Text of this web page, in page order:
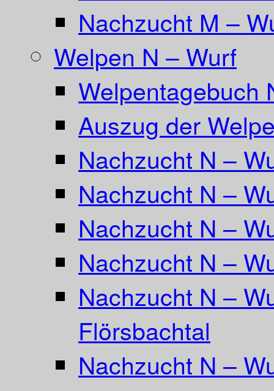
Nachzucht M –
Welpen N – Wurf
Welpentagebuch
Auszug der
Nachzucht N –
Nachzucht N –
Nachzucht N –
Nachzucht N –
Nachzucht N –
Flörsbachtal
Nachzucht N –